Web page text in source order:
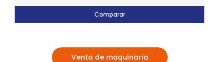
Comparar
Venta de maquinaria